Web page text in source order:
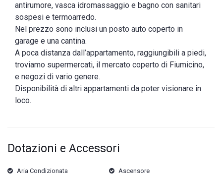
antirumore, vasca idromassaggio e bagno con sanitari
sospesi e termoarredo.
Nel prezzo sono inclusi un posto auto coperto in
garage e una cantina.
A poca distanza dall’appartamento, raggiungibili a piedi,
troviamo supermercati, il mercato coperto di Fiumicino,
e negozi di vario genere.
Disponibilità di altri appartamenti da poter visionare in
loco.
Dotazioni e Accessori
Aria Condizionata Ascensore